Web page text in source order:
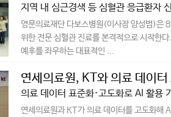
지역 내 심근경색 등 심혈관 응급환자
영문의료재단 다보스병원(이사장 양성범)은
위한 전문 심혈관 진료를 본격적으로 시작한
예후를 좌우하는 대표적인 ...
연세의료원, KT와 의료 데이터
의료 데이터 표준화·고도화로 AI 활용
연세의료원과 KT가 의료 데이터를 고도화해